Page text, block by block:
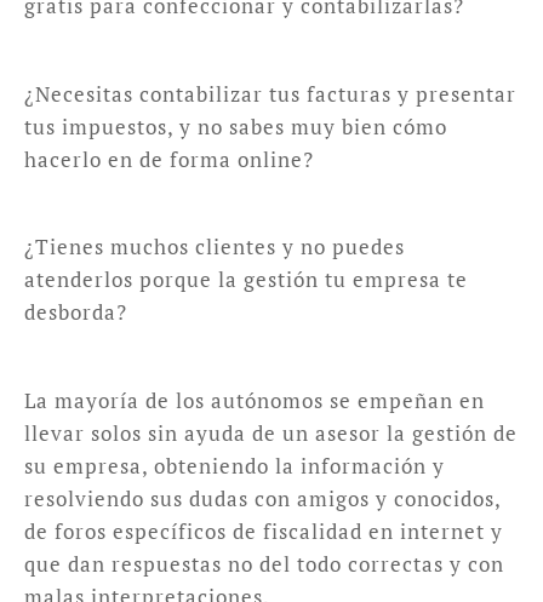
¿Necesitas contabilizar tus facturas y presentar
tus impuestos, y no sabes muy bien cómo
hacerlo en de forma online?
¿Tienes muchos clientes y no puedes
atenderlos porque la gestión tu empresa te
desborda?
La mayoría de los autónomos se empeñan en
llevar solos sin ayuda de un asesor la gestión de
su empresa, obteniendo la información y
resolviendo sus dudas con amigos y conocidos,
de foros específicos de fiscalidad en internet y
que dan respuestas no del todo correctas y con
malas interpretaciones.